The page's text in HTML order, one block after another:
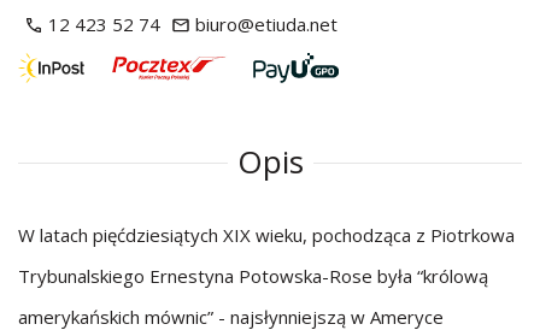
12 423 52 74 biuro@etiuda.net
Opis
W latach pięćdziesiątych XIX wieku, pochodząca z Piotrkowa
Trybunalskiego Ernestyna Potowska-Rose była “królową
amerykańskich mównic” - najsłynniejszą w Ameryce